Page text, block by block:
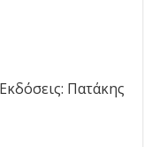
Πατάκης